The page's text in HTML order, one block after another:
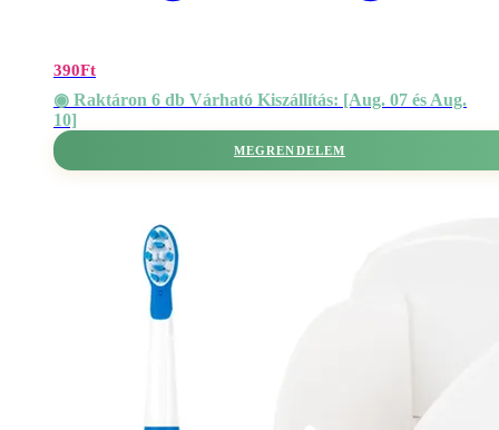
390Ft
◉ Raktáron 6 db Várható Kiszállítás: [Aug. 07 és Aug.
10]
MEGRENDELEM